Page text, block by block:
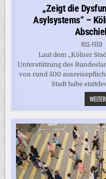
in
„Zeigt die
Asylsystems“ –
RSS-FEED
Laut dem „Kölner
Unterstützung des
von rund 500
Stadt habe